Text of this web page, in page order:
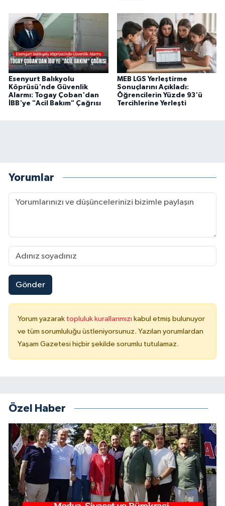
Esenyurt Balıkyolu
Köprüsü'nde Güvenlik
Alarmı: Togay Çoban'dan
İBB'ye "Acil Bakım" Çağrısı
MEB LGS Yerleştirme
Sonuçlarını Açıkladı:
Öğrencilerin Yüzde 93'ü
Tercihlerine Yerleşti
Yorumlar
Gönder
Yorum yazarak topluluk kurallarımızı kabul etmiş bulunuyor
ve tüm sorumluluğu üstleniyorsunuz. Yazılan yorumlardan
Yaşam Gazetesi hiçbir şekilde sorumlu tutulamaz.
Özel Haber